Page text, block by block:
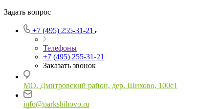
Задать вопрос
+7 (495) 255-31-21
Телефоны
+7 (495) 255-31-21
Заказать звонок
МО, Дмитровский район, дер. Шихово, 100с1
info@parkshihovo.ru